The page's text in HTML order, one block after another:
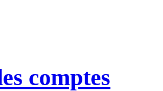
comptes